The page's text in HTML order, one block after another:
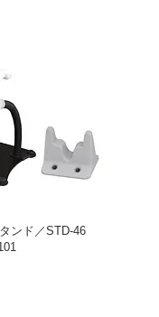
ンド／STD-46